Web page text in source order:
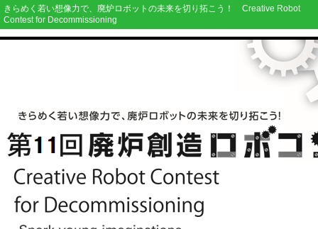
きらめく若い想像力で、廃炉ロボットの未来を切り拓こう！ Creative Robot
Contest for Decommissioning